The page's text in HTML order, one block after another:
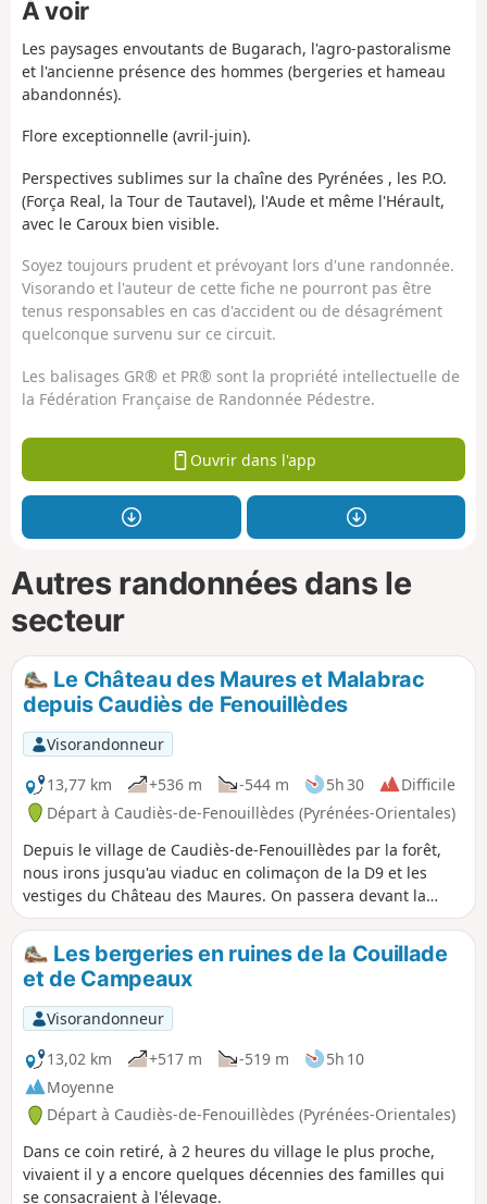
À voir
Les paysages envoutants de Bugarach, l'agro-pastoralisme
et l'ancienne présence des hommes (bergeries et hameau
abandonnés).
Flore exceptionnelle (avril-juin).
Perspectives sublimes sur la chaîne des Pyrénées , les P.O.
(Força Real, la Tour de Tautavel), l'Aude et même l'Hérault,
avec le Caroux bien visible.
Soyez toujours prudent et prévoyant lors d'une randonnée.
Visorando et l'auteur de cette fiche ne pourront pas être
tenus responsables en cas d'accident ou de désagrément
quelconque survenu sur ce circuit.
Les balisages GR® et PR® sont la propriété intellectuelle de
la Fédération Française de Randonnée Pédestre.
Ouvrir dans l'app
Autres randonnées dans le
secteur
Le Château des Maures et Malabrac
depuis Caudiès de Fenouillèdes
Visorandonneur
13,77 km
+536 m -544 m 5h 30
Difficile
Départ à Caudiès-de-Fenouillèdes (Pyrénées-Orientales)
Depuis le village de Caudiès-de-Fenouillèdes par la forêt,
nous irons jusqu'au viaduc en colimaçon de la D9 et les
vestiges du Château des Maures. On passera devant la
plaque commémorative de l'arrêt pause déjeuner du duc et
la duchesse d'Orléans, fils de Louis-Philippe Ier, puis
direction le hameau abandonné de Malabrac.
Les bergeries en ruines de la Couillade
et de Campeaux
Visorandonneur
13,02 km
+517 m -519 m
5h 10
Moyenne
Départ à Caudiès-de-Fenouillèdes (Pyrénées-Orientales)
Dans ce coin retiré, à 2 heures du village le plus proche,
vivaient il y a encore quelques décennies des familles qui
se consacraient à l'élevage.